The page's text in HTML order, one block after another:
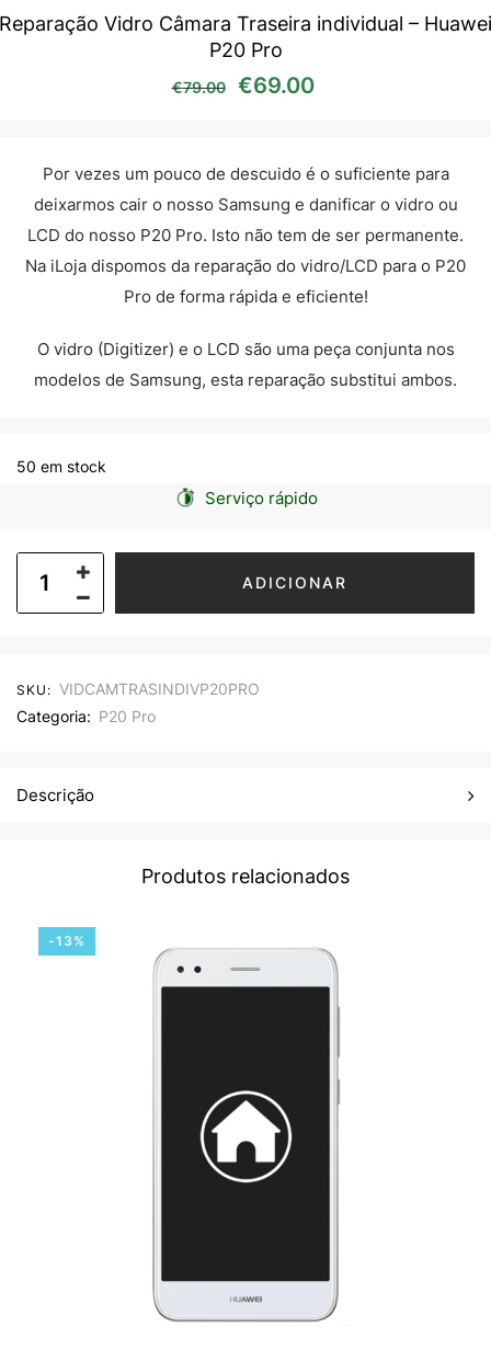
Reparação Vidro Câmara Traseira individual – Huawei
P20 Pro
€79.00 O preço original era:
€69.00
Por vezes um pouco de descuido é o suficiente para
deixarmos cair o nosso Samsung e danificar o vidro ou
LCD do nosso P20 Pro. Isto não tem de ser permanente.
Na iLoja dispomos da reparação do vidro/LCD para o P20
Pro de forma rápida e eficiente!
O vidro (Digitizer) e o LCD são uma peça conjunta nos
modelos de Samsung, esta reparação substitui ambos.
50 em stock
Serviço rápido
ADICIONAR
SKU: VIDCAMTRASINDIVP20PRO
Categoria: P20 Pro
Descrição
Produtos relacionados
-13%